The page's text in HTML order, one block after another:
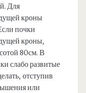
Для
кроны
почки
кроны,
80см. В
слабо развитые
отступив
или